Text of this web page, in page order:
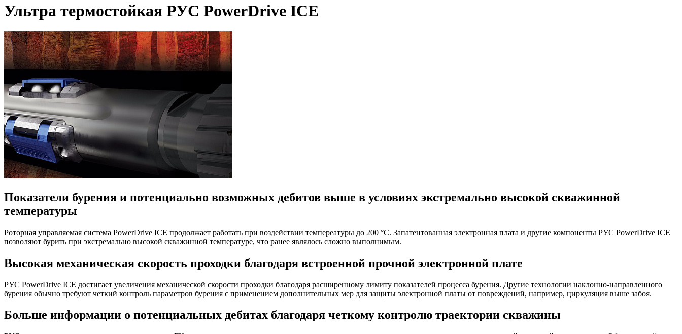
Ультра термостойкая РУС PowerDrive ICE
Показатели бурения и потенциально возможных дебитов выше в условиях экстремально высокой скважинной
температуры
Роторная управляемая система PowerDrive ICE продолжает работать при воздействии темпереатуры до 200 °C. Запатентованная электронная плата и другие компоненты РУС PowerDrive ICE
позволяют бурить при экстремально высокой скважинной температуре, что ранее являлось сложно выполнимым.
Высокая механическая скорость проходки благодаря встроенной прочной электронной плате
РУС PowerDrive ICE достигает увеличения механической скорости проходки благодаря расширенному лимиту показателей процесса бурения. Другие технологии наклонно-направленного
бурения обычно требуют четкий контроль параметров бурения с применением дополнительных мер для защиты электронной платы от повреждений, например, циркуляция выше забоя.
Больше информации о потенциальных дебитах благодаря четкому контролю траектории скважины